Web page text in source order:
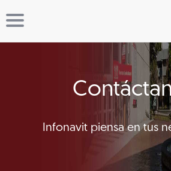
Infonavit piensa en tus